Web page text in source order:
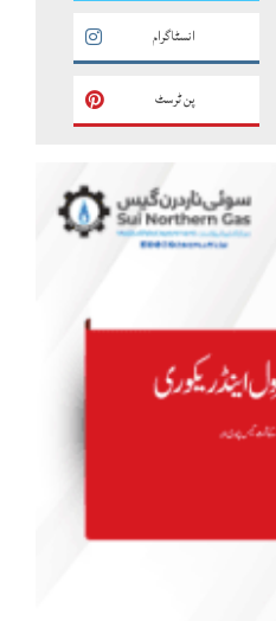
انسٹاگرام
پن ٹرسٹ